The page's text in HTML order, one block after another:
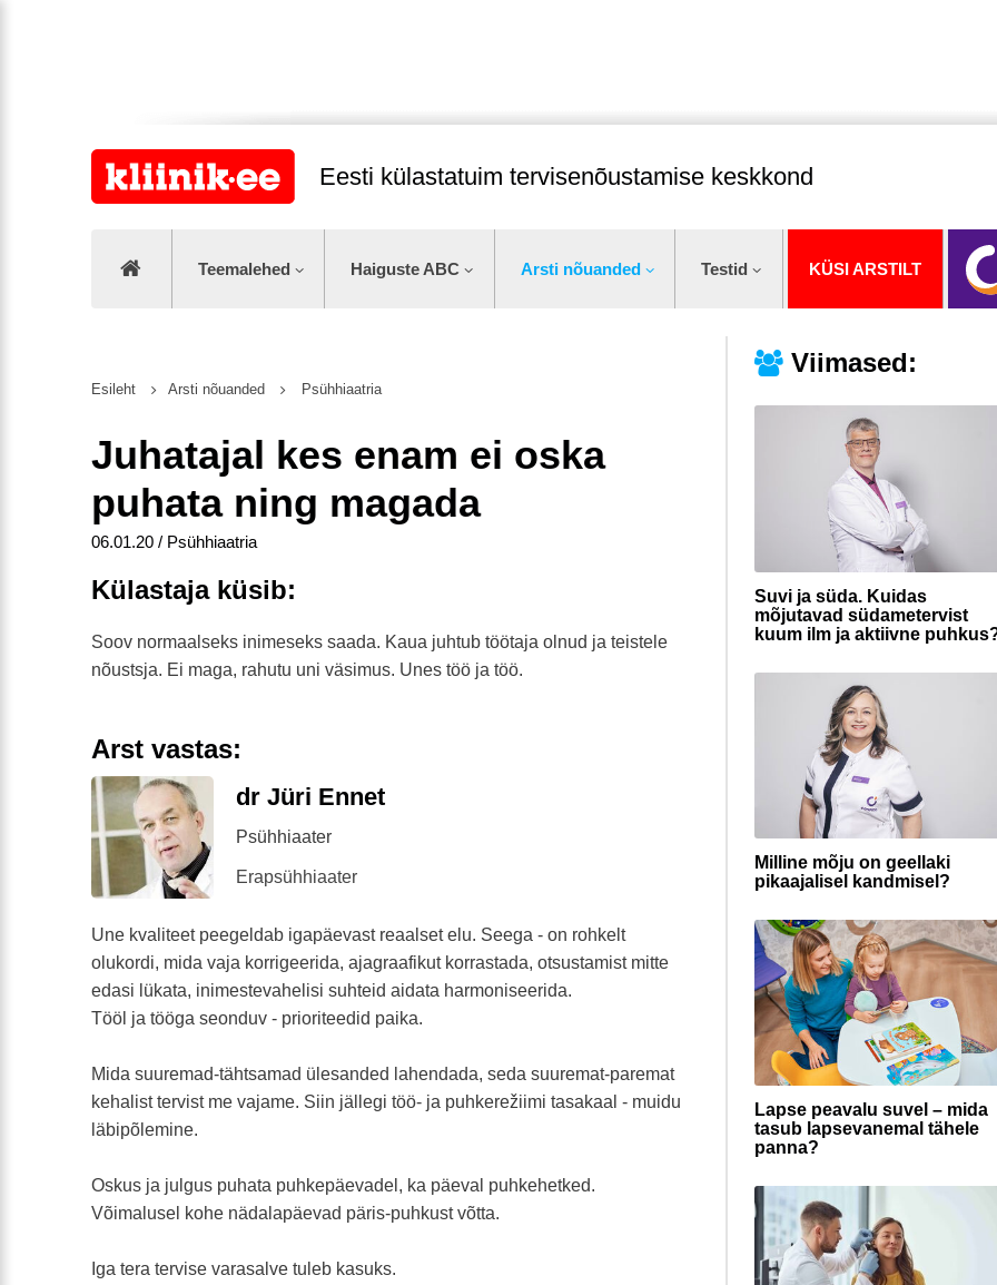
Eesti külastatuim tervisenõustamise keskkond
Teemalehed Haiguste ABC Arsti nõuanded Testid KÜSI ARSTILT
Viimased:
Suvi ja süda. Kuidas
mõjutavad südametervist
kuum ilm ja aktiivne
Milline mõju on geellaki
pikaajalisel kandmisel?
Lapse peavalu suvel – mida
tasub lapsevanemal tähele
panna?
Esileht Arsti nõuanded Psühhiaatria
Juhatajal kes enam ei oska
puhata ning magada
06.01.20 / Psühhiaatria
Külastaja küsib:
Soov normaalseks inimeseks saada. Kaua juhtub töötaja olnud ja teistele
nõustsja. Ei maga, rahutu uni väsimus. Unes töö ja töö.
Arst vastas:
dr Jüri Ennet
Psühhiaater
Erapsühhiaater
Une kvaliteet peegeldab igapäevast reaalset elu. Seega - on rohkelt
olukordi, mida vaja korrigeerida, ajagraafikut korrastada, otsustamist mitte
edasi lükata, inimestevahelisi suhteid aidata harmoniseerida.
Tööl ja tööga seonduv - prioriteedid paika.
Mida suuremad-tähtsamad ülesanded lahendada, seda suuremat-paremat
kehalist tervist me vajame. Siin jällegi töö- ja puhkerežiimi tasakaal - muidu
läbipõlemine.
Oskus ja julgus puhata puhkepäevadel, ka päeval puhkehetked.
Võimalusel kohe nädalapäevad päris-puhkust võtta.
Iga tera tervise varasalve tuleb kasuks.